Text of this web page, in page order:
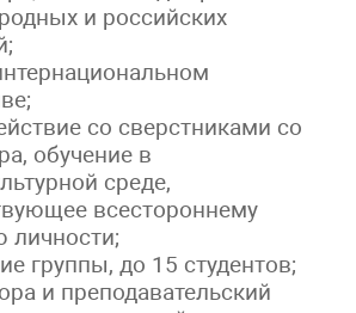
и российских
со сверстниками со
обучение в
среде,
всестороннему
личности;
группы, до 15 студентов;
и преподавательский